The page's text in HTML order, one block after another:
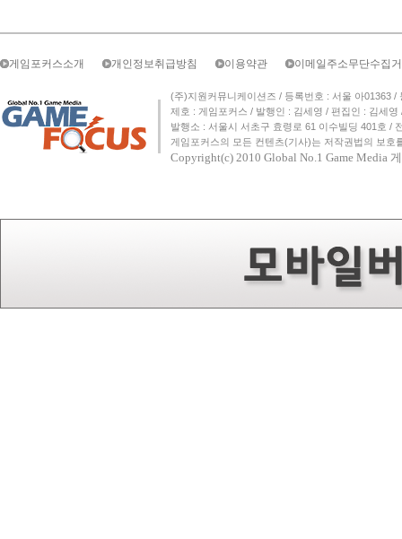
게임포커스소개 개인정보취급방침 이용약관 이메일주소무단수집
(주)지원커뮤니케이션즈 / 등록번호 : 서울 아01363
제호 : 게임포커스 / 발행인 : 김세영 / 편집인 : 김세
발행소 : 서울시 서초구 효령로 61 이수빌딩 401호 /
게임포커스의 모든 컨텐츠(기사)는 저작권법의 보
Copyright(c) 2010 Global No.1 Game Media